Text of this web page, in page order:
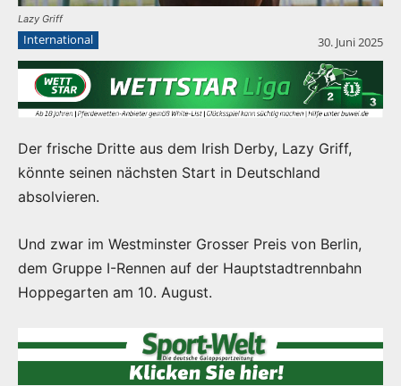
Lazy Griff
International 30. Juni 2025
Der frische Dritte aus dem Irish Derby, Lazy Griff,
könnte seinen nächsten Start in Deutschland
absolvieren.
Und zwar im Westminster Grosser Preis von Berlin,
dem Gruppe I-Rennen auf der Hauptstadtrennbahn
Hoppegarten am 10. August.